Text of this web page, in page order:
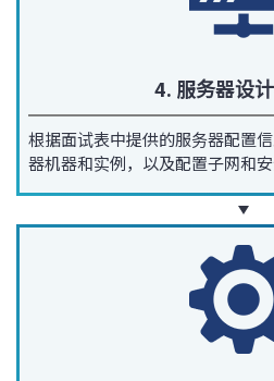
4. 服务器设
根据面试表中提供的服务器配置
器机器和实例，以及配置子网和安